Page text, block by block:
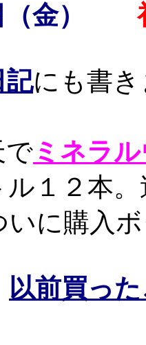
金） 初
記にも書
ミネラ
ル１２本
いに購入
以前買っ